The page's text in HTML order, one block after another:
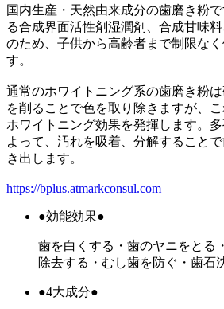
国内生産・天然由来成分の歯磨き粉
る合成界面活性剤湿潤剤、合成甘味
のため、子供から高齢者まで制限な
す。
通常のホワイトニング系の歯磨き粉
を削ることで色を取り除きますが、
ホワイトニング効果を発揮します。
よって、汚れを吸着、分解すること
き出します。
https://bplus.atmarkconsul.com
●効能効果●
歯を白くする・歯のヤニをとる
除去する・むし歯を防ぐ・歯石
●4大成分●